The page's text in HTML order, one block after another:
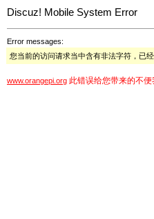
Discuz! Mobile System Error
Error messages:
您当前的访问请求当中含有非法字符，已
www.orangepi.org 此错误给您带来的不